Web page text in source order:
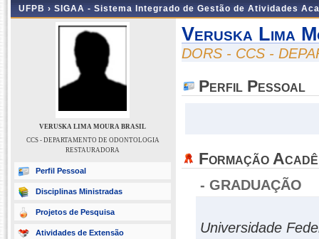
UFPB › SIGAA - Sistema Integrado de Gestão de Atividades
VERUSKA LIMA MOURA BRASIL
CCS - DEPARTAMENTO DE ODONTOLOGIA
RESTAURADORA
Perfil Pessoal
Disciplinas Ministradas
Projetos de Pesquisa
Atividades de Extensão
Veruska Lima
DORS - CCS -
Perfil Pessoal
Formação
- GRADUAÇÃO
Universidade